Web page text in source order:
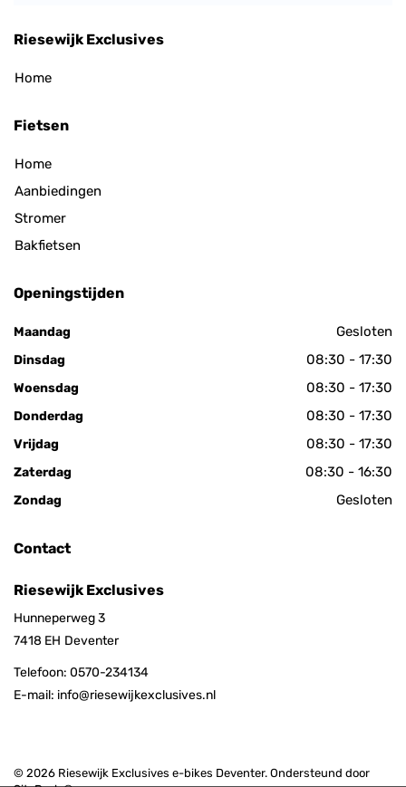
Riesewijk Exclusives
Home
Fietsen
Home
Aanbiedingen
Stromer
Bakfietsen
Openingstijden
Maandag Gesloten
Dinsdag 08:30 - 17:30
Woensdag 08:30 - 17:30
Donderdag 08:30 - 17:30
Vrijdag 08:30 - 17:30
Zaterdag 08:30 - 16:30
Zondag Gesloten
Contact
Riesewijk Exclusives
Hunneperweg 3
7418 EH Deventer
Telefoon: 0570-234134
E-mail: info@riesewijkexclusives.nl
© 2026 Riesewijk Exclusives e-bikes Deventer. Ondersteund door